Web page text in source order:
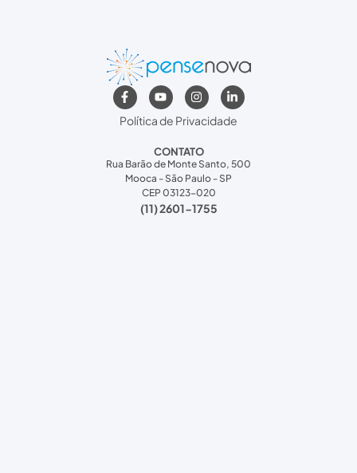
Política de Privacidade
CONTATO
Rua Barão de Monte Santo, 500
Mooca - São Paulo - SP
CEP 03123-020
(11) 2601-1755